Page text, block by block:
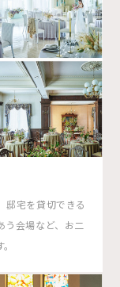
邸宅を貸切できる
う会場など、お二